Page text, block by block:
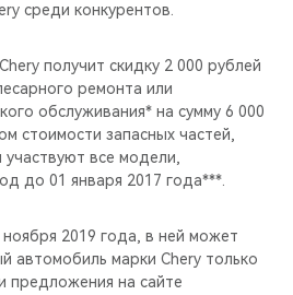
среди конкурентов.
получит скидку 2 000 рублей
ремонта или
обслуживания* на сумму 6 000
стоимости запасных частей,
все модели,
до 01 января 2017 года***.
2019 года, в ней может
автомобиль марки Chery только
предложения на сайте